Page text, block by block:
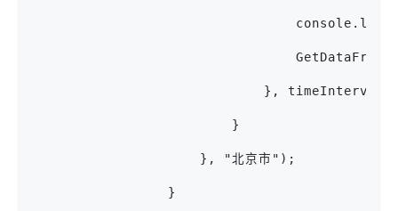
},
                         }
                     }, "北京市");
                 }